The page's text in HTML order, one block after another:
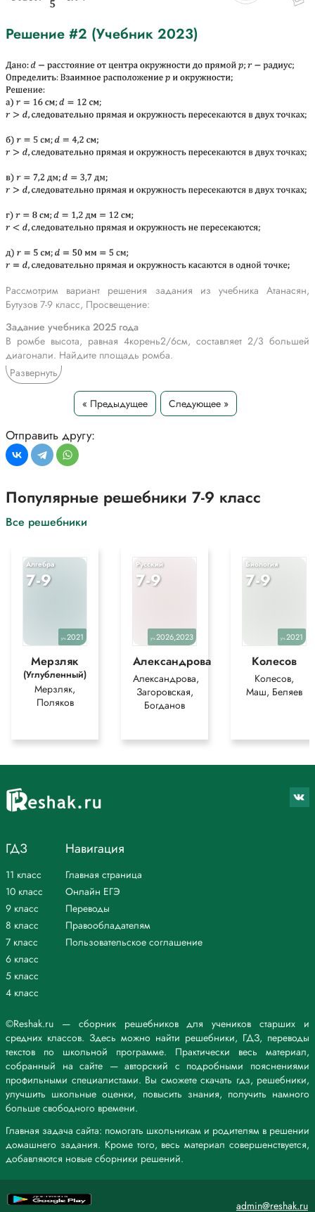
Решение #2 (Учебник 2023)
Рассмотрим вариант решения задания из учебника Атанасян,
Бутузов 7-9 класс, Просвещение:
Задание учебника 2025 года
В ромбе высота, равная 4корень2/6см, составляет 2/3 большей
диагонали. Найдите площадь ромба.
Задание учебника 2023 года
Пусть d — расстояние от центра окружности радиуса r до прямой p.
Каково взаимное расположение прямой p и окружности, если: а)
r=16см, d=12см; б) r=5см, d = 4,2 см; в) r=7,2дм, d = 3,7дм; г) r =
8см, d= 1,2 дм; д) r=5см, d= 50 мм?
*Текст задания приводится исключительно в образовательных целях
для более полного понимания решения.
Развернуть
« Предыдущее Следующее »
Отправить другу:
Популярные решебники 7-9 класс
Все решебники
Алгебра
7-9
уч.2021
Мерзляк
(Углубленный)
Мерзляк,
Поляков
Русский
7-9
уч.2026,2023
Александрова
Александрова,
Загоровская,
Богданов
Биология
7-9
уч.2021
Колесов
Колесов,
Маш, Беляев
©Reshak.ru — сборник решебников для учеников старших и
средних классов. Здесь можно найти решебники, ГДЗ, переводы
текстов по школьной программе. Практически весь материал,
собранный на сайте — авторский с подробными пояснениями
профильными специалистами. Вы сможете скачать гдз, решебники,
улучшить школьные оценки, повысить знания, получить намного
больше свободного времени.
Главная задача сайта: помогать школьникам и родителям в решении
домашнего задания. Кроме того, весь материал совершенствуется,
добавляются новые сборники решений.
ГДЗ
11 класс
10 класс
9 класс
8 класс
7 класс
6 класс
5 класс
4 класс
Навигация
Главная страница
Онлайн ЕГЭ
Переводы
Правообладателям
Пользовательское соглашение
admin@reshak.ru